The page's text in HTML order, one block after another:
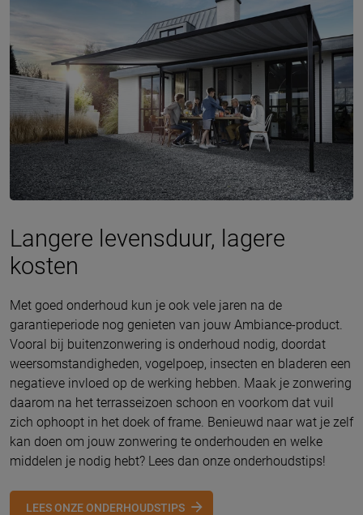
Langere levensduur, lagere
kosten
Met goed onderhoud kun je ook vele jaren na de
garantieperiode nog genieten van jouw Ambiance-product.
Vooral bij buitenzonwering is onderhoud nodig, doordat
weersomstandigheden, vogelpoep, insecten en bladeren een
negatieve invloed op de werking hebben. Maak je zonwering
daarom na het terrasseizoen schoon en voorkom dat vuil
zich ophoopt in het doek of frame. Benieuwd naar wat je zelf
kan doen om jouw zonwering te onderhouden en welke
middelen je nodig hebt? Lees dan onze onderhoudstips!
LEES ONZE ONDERHOUDSTIPS